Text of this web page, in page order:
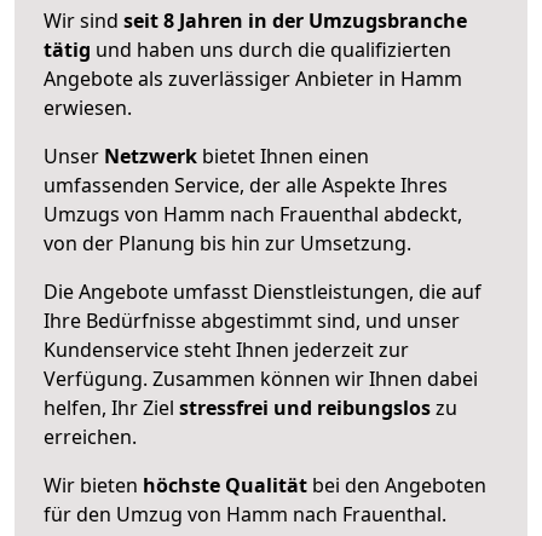
Wir sind seit 8 Jahren in der Umzugsbranche
tätig und haben uns durch die qualifizierten
Angebote als zuverlässiger Anbieter in Hamm
erwiesen.
Unser Netzwerk bietet Ihnen einen
umfassenden Service, der alle Aspekte Ihres
Umzugs von Hamm nach Frauenthal abdeckt,
von der Planung bis hin zur Umsetzung.
Die Angebote umfasst Dienstleistungen, die auf
Ihre Bedürfnisse abgestimmt sind, und unser
Kundenservice steht Ihnen jederzeit zur
Verfügung. Zusammen können wir Ihnen dabei
helfen, Ihr Ziel stressfrei und reibungsloszu
erreichen.
Wir bieten höchste Qualität bei den Angeboten
für den Umzug von Hamm nach Frauenthal.